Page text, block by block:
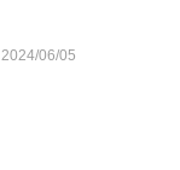
2024/06/05